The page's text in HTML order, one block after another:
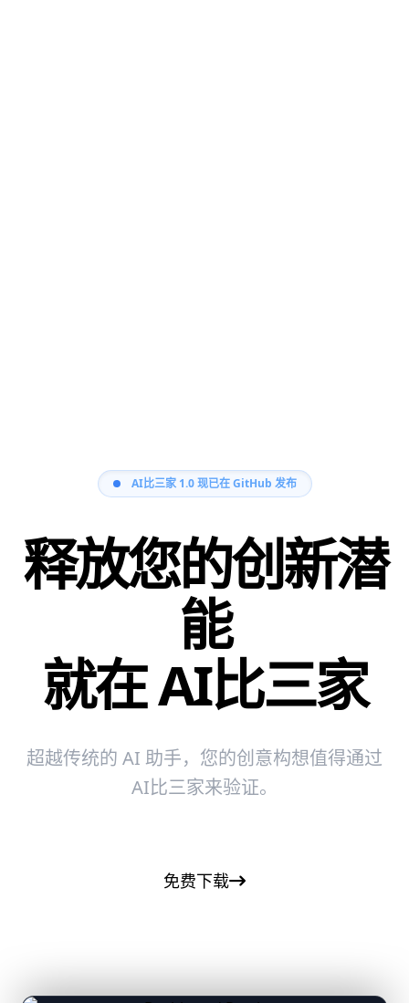
AI比三家 1.0 现已在 GitHub 发布
释放您的创新潜
能
就在AI比三家
超越传统的 AI 助手，您的创意构想值得通过
AI比三家来验证。
免费下载